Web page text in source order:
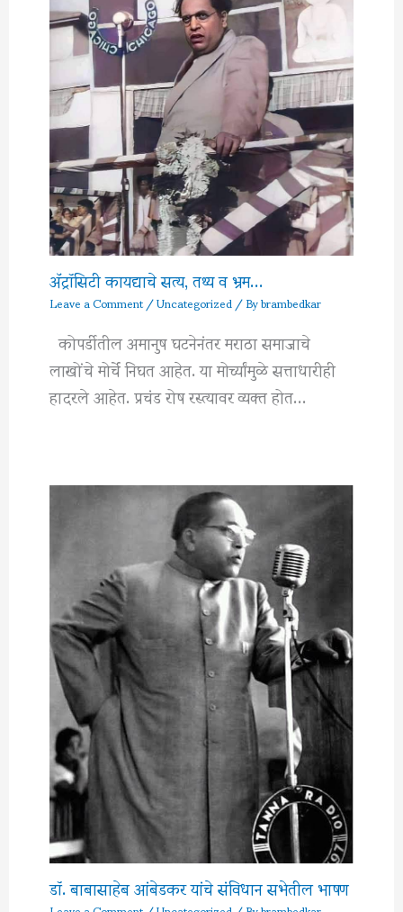
अ‍ॅट्रॉसिटी कायद्याचे सत्य, तथ्य व भ्रम…
Leave a Comment/Uncategorized/ Bybrambedkar
कोपर्डीतील अमानुष घटनेनंतर मराठा समाजाचे
लाखोंचे मोर्चे निघत आहेत. या मोर्च्यांमुळे सत्ताधारीही
हादरले आहेत. प्रचंड रोष रस्त्यावर व्यक्त होत…
डॉ. बाबासाहेब आंबेडकर यांचे संविधान सभेतील भाषण